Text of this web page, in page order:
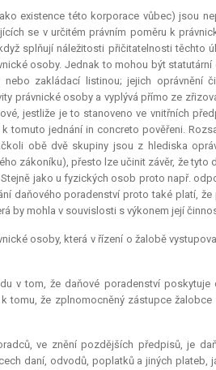
existence této korporace vůbec) jsou
se v určitém právním poměru k
splňují náležitosti přičitatelnosti těchto
osoby. Jednak to mohou být statutární
zakládací listinou; jejich oprávnění
právnické osoby a vyplývá přímo ze
jestliže je to stanoveno ve vnitřních
k tomuto jednáníin concreto pověřeni.
obě dvě skupiny jsou z hlediska
zákoníku), přesto lze učinit závěr, že tyto
jako u fyzických osob proto např.
daňového poradenství proto také platí, že
by mohla v souvislosti s výkonem její
osoby, která v řízení o žalobě
v tom, že daňové poradenství poskytuje
že zplnomocněný zástupce žalobce
ve znění pozdějších předpisů, je
daní, odvodů, poplatků a jiných plateb,